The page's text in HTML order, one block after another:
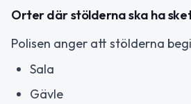
Orter där stölderna ska ha
Polisen anger att stölderna
Sala
Gävle